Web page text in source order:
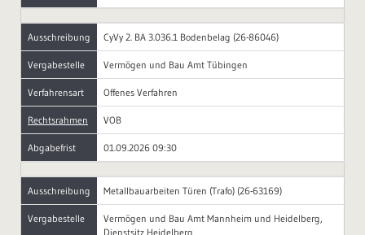
Ausschreibung CyVy 2. BA 3.036.1 Bodenbelag (26-86046)
Vergabestelle Vermögen und Bau Amt Tübingen
Verfahrensart Offenes Verfahren
Rechtsrahmen VOB
Abgabefrist 01.09.2026 09:30
Ausschreibung Metallbauarbeiten Türen (Trafo) (26-63169)
Vergabestelle
Vermögen und Bau Amt Mannheim und Heidelberg,
Dienstsitz Heidelberg